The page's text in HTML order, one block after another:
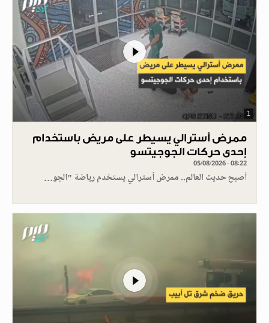
1
ممرض أسترالي يسيطر على مريض باستخدام
إحدى حركات الجوجيتسو
05/08/2026 - 08:22
أصبح حديث العالم.. ممرض أسترالي يستخدم رياضة "الجو…